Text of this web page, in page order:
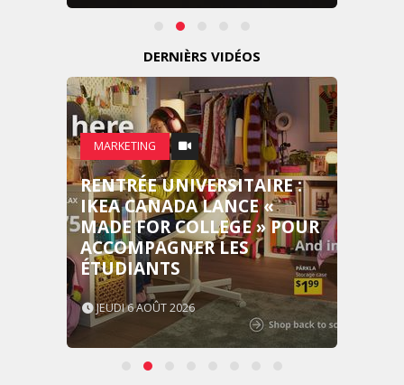
DERNIÈRS VIDÉOS
MARKETING
RENTRÉE UNIVERSITAIRE :
IKEA CANADA LANCE «
MADE FOR COLLEGE » POUR
ACCOMPAGNER LES
ÉTUDIANTS
JEUDI 6 AOÛT 2026